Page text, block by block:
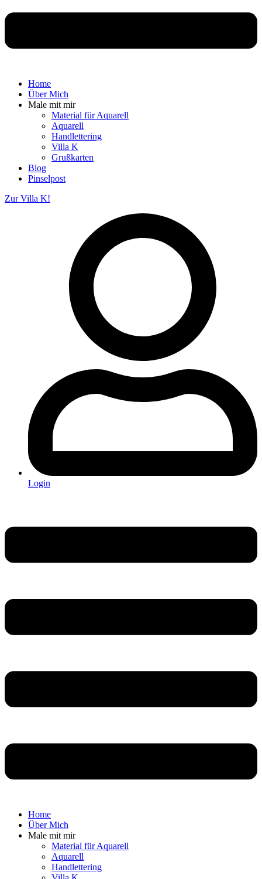
Home
Über Mich
Male mit mir
Material für Aquarell
Aquarell
Handlettering
Villa K
Grußkarten
Blog
Pinselpost
Zur Villa K!
Login
Home
Über Mich
Male mit mir
Material für Aquarell
Aquarell
Handlettering